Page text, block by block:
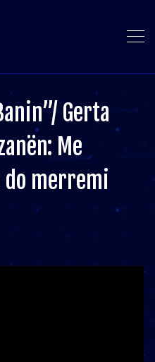
Gerta
Me
merremi